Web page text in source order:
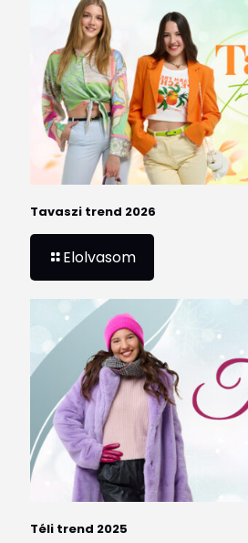
Tavaszi trend 2026
Elolvasom
Téli trend 2025